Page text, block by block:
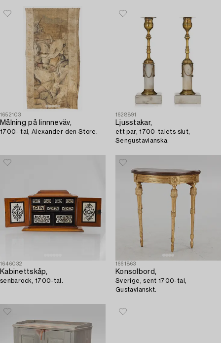
1652103
Målning på linnneväv,
1700- tal, Alexander den Store.
1628891
Ljusstakar,
ett par, 1700-talets slut,
Sengustavianska.
1646032
Kabinettskåp,
senbarock, 1700-tal.
1661863
Konsolbord,
Sverige, sent 1700-tal,
Gustavianskt.